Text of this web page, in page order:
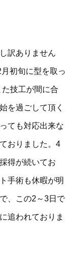
訳ありません
初旬に型を取っ
技工が間に合
を過ごして頂く
ても対応出来な
おりました。4
得が続いてお
手術も休暇が明
、この2～3日で
追われておりま